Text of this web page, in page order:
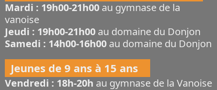
Mardi : 19h00-21h00 au gymnase de la
vanoise
Jeudi : 19h00-21h00 au domaine du Donjon
Samedi : 14h00-16h00 au domaine du Donjon
Jeunes de 9 ans à 15 ans
Vendredi : 18h-20h au gymnase de la Vanoise